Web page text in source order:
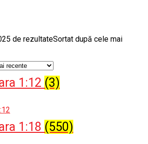
de rezultateSortat după cele mai
1:12 (3)
1:18 (550)